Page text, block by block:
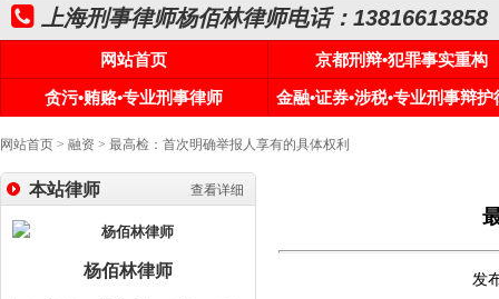
上海刑事律师杨佰林律师电话：13816613858
网站首页
京都刑辩•犯罪事实重构
贪污•贿赂•专业刑事律师
金融•证券•涉税•专业刑事辩护
网站首页 > 融资 > 最高检：首次明确举报人享有的具体权利
查看详细
本站律师
杨佰林律师 发